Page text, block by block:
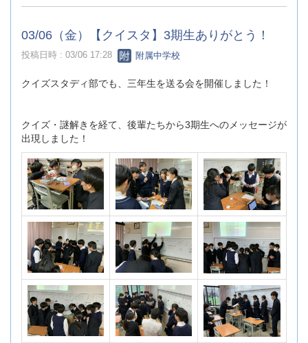
03/06（金）【クイスタ】3期生ありがとう！
投稿日時 : 03/06 17:28 附属中学校
クイズスタディ部でも、三年生を送る会を開催しました！
クイズ・謎解きを経て、後輩たちから3期生へのメッセージが
出現しました！